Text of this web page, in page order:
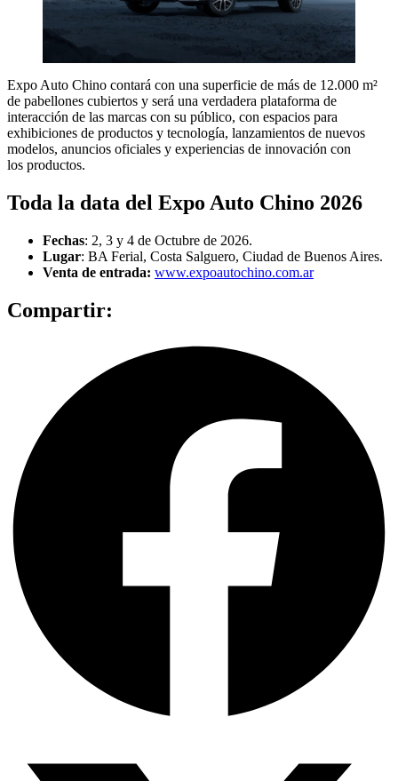
Expo Auto Chino contará con una superficie de más de 12.000 m²
de pabellones cubiertos y será una verdadera plataforma de
interacción de las marcas con su público, con espacios para
exhibiciones de productos y tecnología, lanzamientos de nuevos
modelos, anuncios oficiales y experiencias de innovación con
los productos.
Toda la data del Expo Auto Chino 2026
Fechas: 2, 3 y 4 de Octubre de 2026.
Lugar: BA Ferial, Costa Salguero, Ciudad de Buenos Aires.
Venta de entrada: www.expoautochino.com.ar
Compartir: